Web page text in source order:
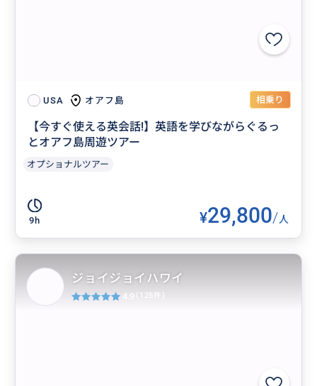
USA オアフ島 相乗り
【今すぐ使える英会話!】英語を学びながらぐるっ
とオアフ島周遊ツアー
オプショナルツアー
9h ¥29,800/人
ジョイジョイハワイ
4.9 (125件)